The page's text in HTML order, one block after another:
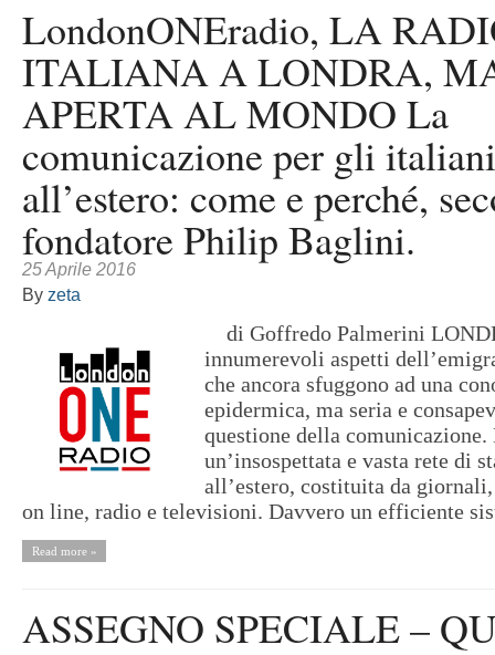
LondonONEradio, LA
ITALIANA A LONDRA,
APERTA AL MONDO La
comunicazione per gli italiani
all’estero: come e perché,
fondatore Philip Baglini.
25 Aprile 2016
By zeta
di Goffredo Palmerini
innumerevoli aspetti
che ancora sfuggono ad una
epidermica, ma seria e
questione della
un’insospettata e vasta rete di
all’estero, costituita da
on line, radio e televisioni. Davvero un efficiente
Read more »
ASSEGNO SPECIALE –